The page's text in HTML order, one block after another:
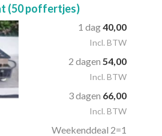
(50 poffertjes)
1 dag40,00
Incl. BTW
2 dagen 54,00
Incl. BTW
3 dagen 66,00
Incl. BTW
Weekenddeal 2=1